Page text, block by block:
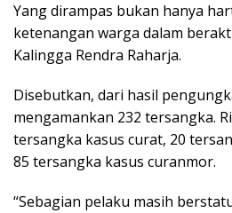
Yang dirampas bukan hanya
ketenangan warga dalam
Kalingga Rendra Raharja.
Disebutkan, dari hasil
mengamankan 232 tersangka.
tersangka kasus curat, 20
85 tersangka kasus curanmor.
“Sebagian pelaku masih